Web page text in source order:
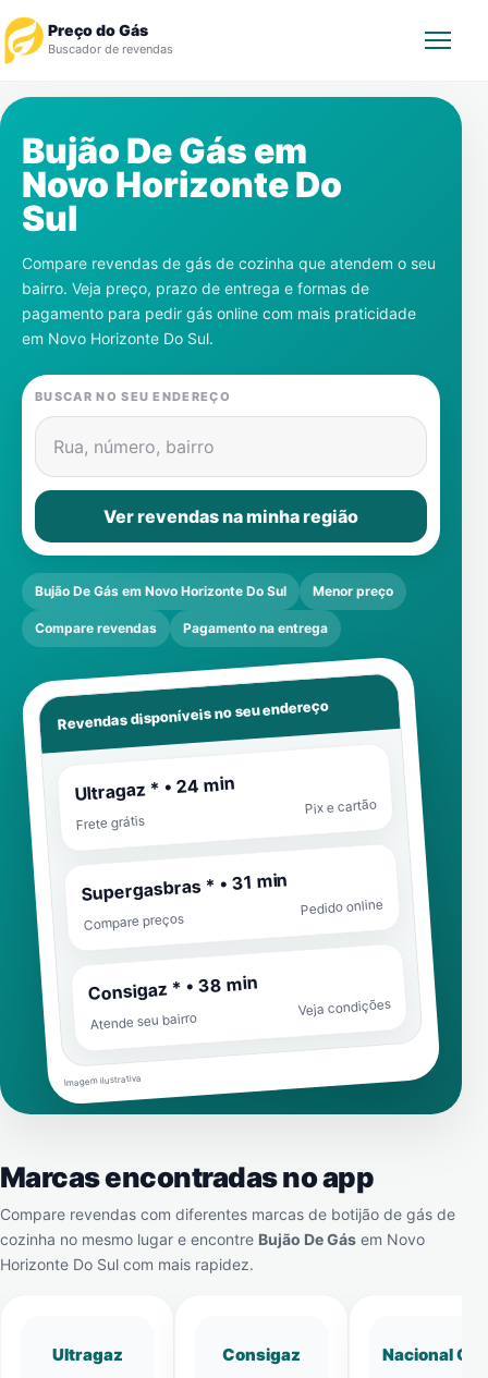
Preço do Gás
Buscador de revendas
Revendedor
Notícias
Cadastre-se
Gás
Contatos
Bujão De Gás em
Novo Horizonte Do
Sul
Compare revendas de gás de cozinha que atendem o seu
bairro. Veja preço, prazo de entrega e formas de
pagamento para pedir gás online com mais praticidade
em Novo Horizonte Do Sul.
BUSCAR NO SEU ENDEREÇO
Rua, número, bairro
Ver revendas na minha região
Bujão De Gás em Novo Horizonte Do Sul Menor preço
Compare revendas Pagamento na entrega
Revendas disponíveis no seu endereço
Ultragaz * • 24 min
Frete grátis
Pix e cartão
Supergasbras * • 31 min
Compare preços
Pedido online
Consigaz * • 38 min
Atende seu bairro
Veja condições
Imagem ilustrativa
Marcas encontradas no app
Compare revendas com diferentes marcas de botijão de gás de
cozinha no mesmo lugar e encontre Bujão De Gás em Novo
Horizonte Do Sul com mais rapidez.
Ultragaz Consigaz Nacional Gás